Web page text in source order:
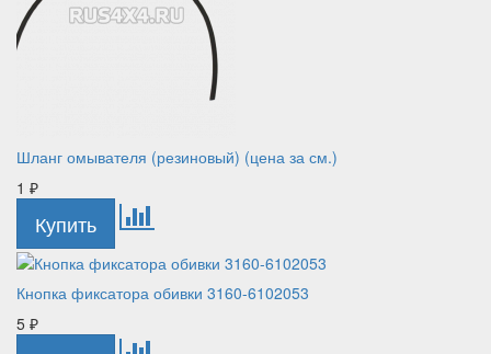
Шланг омывателя (резиновый) (цена за см.)
1 ₽
Кнопка фиксатора обивки 3160-6102053
5 ₽